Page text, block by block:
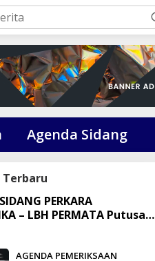
Agenda Sidang
PERKARA
– LBH PERMATA Putusan:
Divonis 3 Tahun
AGENDA PEMERIKSAAN